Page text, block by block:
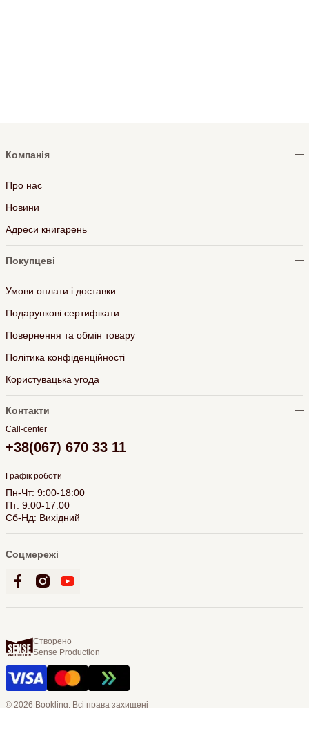
Компанія
Про нас
Новини
Адреси книгарень
Покупцеві
Умови оплати і доставки
Подарункові сертифікати
Повернення та обмін товару
Політика конфіденційності
Користувацька угода
Контакти
Call-center
+38(067) 670 33 11
Графік роботи
Пн-Чт: 9:00-18:00
Пт: 9:00-17:00
Сб-Нд: Вихідний
Соцмережі
Створено
Sense Production
© 2026 Bookling. Всі права захищені